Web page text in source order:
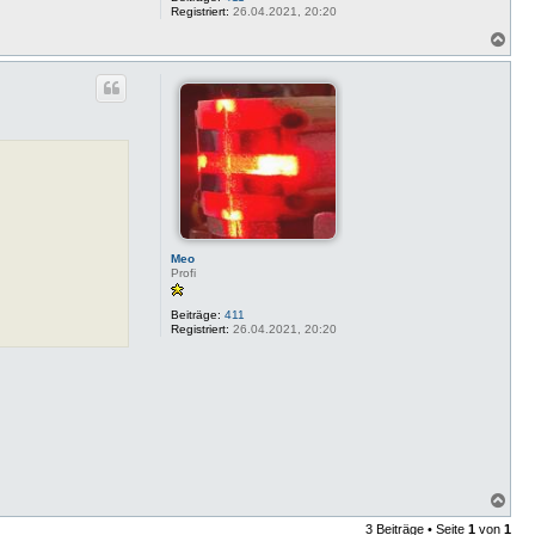
Registriert: 26.04.2021, 20:20
a
Meo
Profi
Beiträge: 411
Registriert: 26.04.2021, 20:20
a
3 Beiträge • Seite 1 von 1